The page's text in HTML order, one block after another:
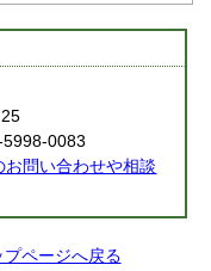
0083
問い合わせや相談
プページへ戻る